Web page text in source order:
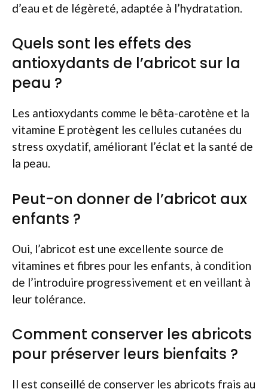
d’eau et de légèreté, adaptée à l’hydratation.
Quels sont les effets des
antioxydants de l’abricot sur la
peau ?
Les antioxydants comme le bêta-carotène et la
vitamine E protègent les cellules cutanées du
stress oxydatif, améliorant l’éclat et la santé de
la peau.
Peut-on donner de l’abricot aux
enfants ?
Oui, l’abricot est une excellente source de
vitamines et fibres pour les enfants, à condition
de l’introduire progressivement et en veillant à
leur tolérance.
Comment conserver les abricots
pour préserver leurs bienfaits ?
Il est conseillé de conserver les abricots frais au